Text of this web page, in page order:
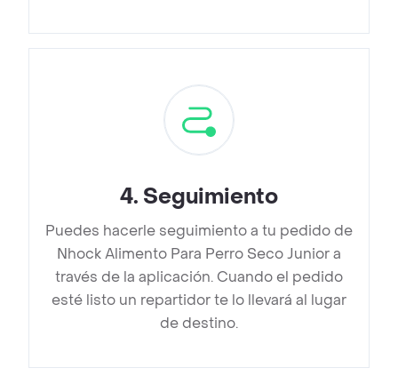
4. Seguimiento
Puedes hacerle seguimiento a tu pedido de
Nhock Alimento Para Perro Seco Junior a
través de la aplicación. Cuando el pedido
esté listo un repartidor te lo llevará al lugar
de destino.